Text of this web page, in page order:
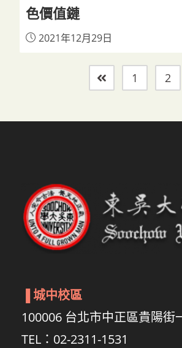
色價值鏈
2021年12月29日
Go to the previous
1 2
城中校區
100006 台北市中正區貴陽街
TEL：02-2311-1531